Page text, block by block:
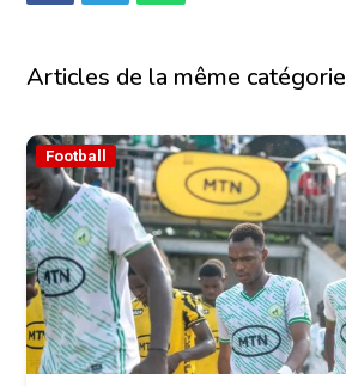
Articles de la même catégorie
Football